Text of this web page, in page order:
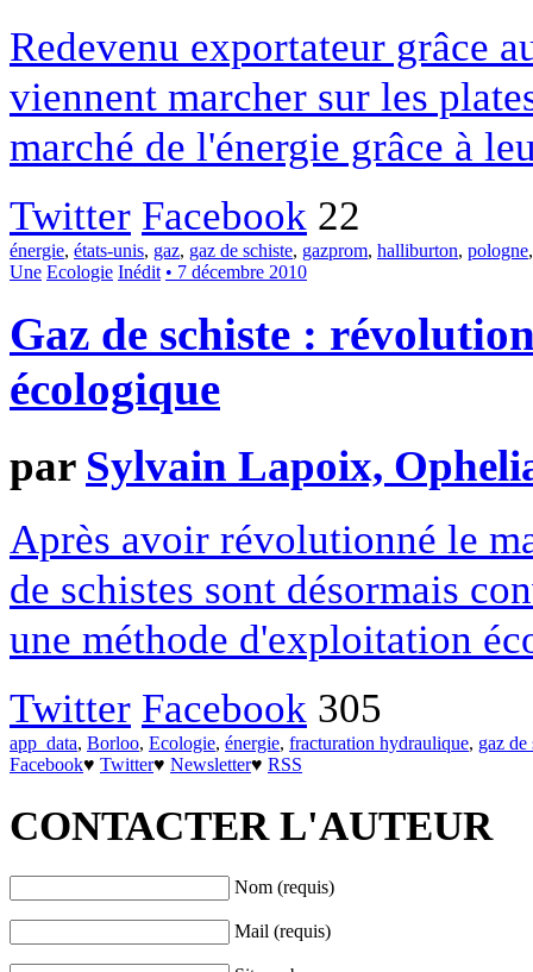
Redevenu exportateur grâce
viennent marcher sur les
marché de l'énergie grâce à
Twitter Facebook 22
énergie, états-unis, gaz, gaz de schiste, gazprom, halliburton, pologne
Une Ecologie Inédit • 7 décembre 2010
Gaz de schiste :
écologique
par Sylvain Lapoix,
Après avoir révolutionné le
de schistes sont désormais
une méthode d'exploitation
Twitter Facebook 305
app_data, Borloo, Ecologie, énergie, fracturation hydraulique, gaz de
Facebook♥ Twitter♥ Newsletter♥ RSS
CONTACTER L'AUTEUR
Nom (requis)
Mail (requis)